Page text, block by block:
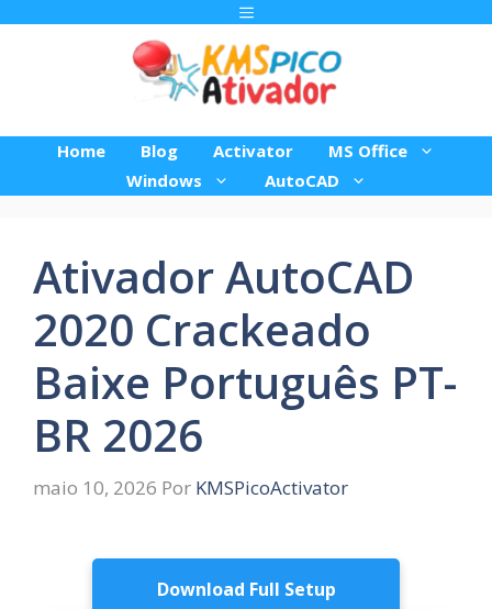
Menu
Home Blog Activator
MS Office
Windows
AutoCAD
Ativador AutoCAD
2020 Crackeado
Baixe Português PT-
BR 2026
maio 10, 2026 Por KMSPicoActivator
Download Full Setup